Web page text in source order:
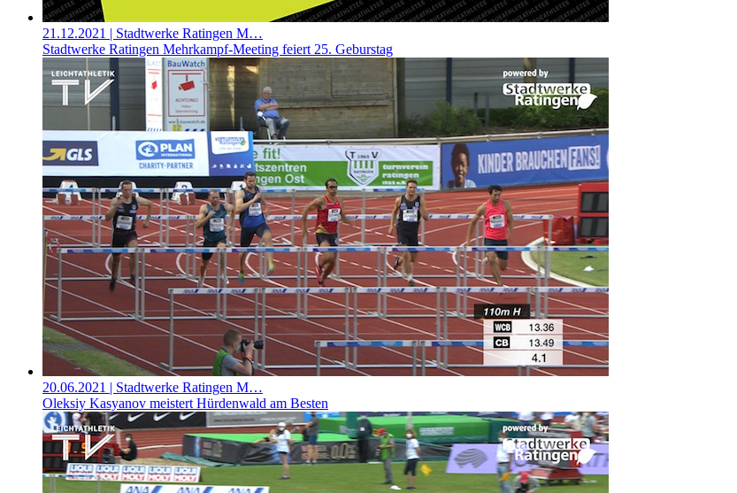
21.12.2021 | Stadtwerke Ratingen M…
Stadtwerke Ratingen Mehrkampf-Meeting feiert 25. Geburstag
20.06.2021 | Stadtwerke Ratingen M…
Oleksiy Kasyanov meistert Hürdenwald am Besten